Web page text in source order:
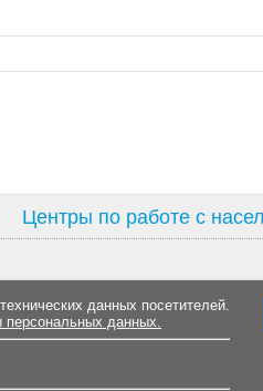
Центры по работе с
данных посетителей.
персональных данных.